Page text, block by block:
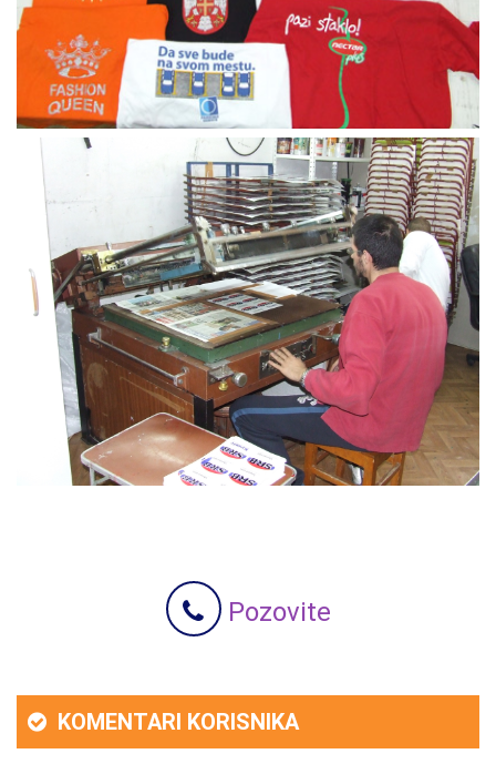
Pozovite
KOMENTARI KORISNIKA